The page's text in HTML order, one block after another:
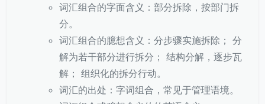
词汇组合的字面含义：部分拆除，按部门拆
分。
词汇组合的臆想含义：分步骤实施拆除； 分
解为若干部分进行拆分； 结构分解，逐步瓦
解； 组织化的拆分行动。
词汇的出处：字词组合，常见于管理语境。